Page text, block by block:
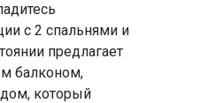
с 2 спальнями и
предлагает
балконом,
который